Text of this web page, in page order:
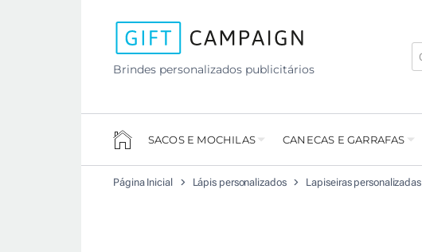
Brindes personalizados publicitários
SACOS E MOCHILAS CANECAS E GARRAFAS
Página Inicial Lápis personalizados Lapiseiras personalizadas